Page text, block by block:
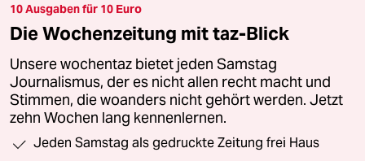
10 Ausgaben für 10 Euro
Die Wochenzeitung mit taz-Blick
Unsere wochentaz bietet jeden Samstag
Journalismus, der es nicht allen recht macht und
Stimmen, die woanders nicht gehört werden. Jetzt
zehn Wochen lang kennenlernen.
Jeden Samstag als gedruckte Zeitung frei Haus